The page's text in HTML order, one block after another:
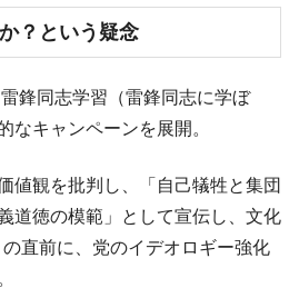
イオンズ」とは？
毛馬」とは？
ら？ 競馬GI競走で勝利騎手がもら
崩壊、鳴かず飛ばずに終わりそう
ズ挑戦の歴史。松山以前に最高位
？という疑念
鋒同志学習（雷鋒同志に学ぼ
なキャンペーンを展開。
値観を批判し、「自己犠牲と集団
道徳の模範」として宣伝し、文化
直前に、党のイデオロギー強化